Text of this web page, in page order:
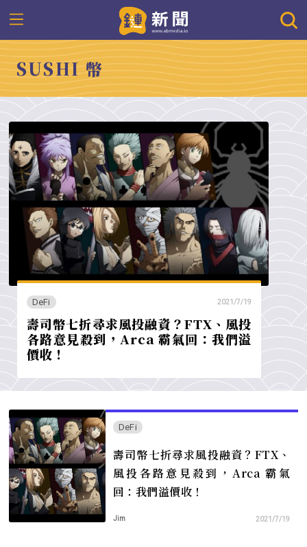
SUSHI 幣
DeFi 2021/7/19
壽司幣七折尋求風投融資？FTX、風投
各路意見殺到，Arca 霸氣回：我們溢
價收！
DeFi
壽司幣七折尋求風投融資？FTX、
風投各路意見殺到，Arca 霸氣
回：我們溢價收！
Jim 2021/7/19